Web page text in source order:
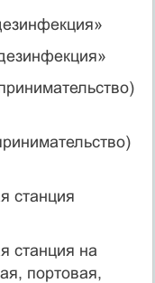
станция
станция на
портовая,